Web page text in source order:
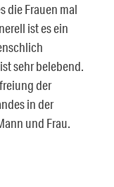
die Frauen mal
ist es ein
sehr belebend.
der
in der
und Frau.